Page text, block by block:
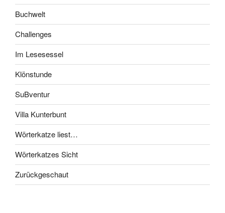
Buchwelt
Challenges
Im Lesesessel
Klönstunde
SuBventur
Villa Kunterbunt
Wörterkatze liest…
Wörterkatzes Sicht
Zurückgeschaut